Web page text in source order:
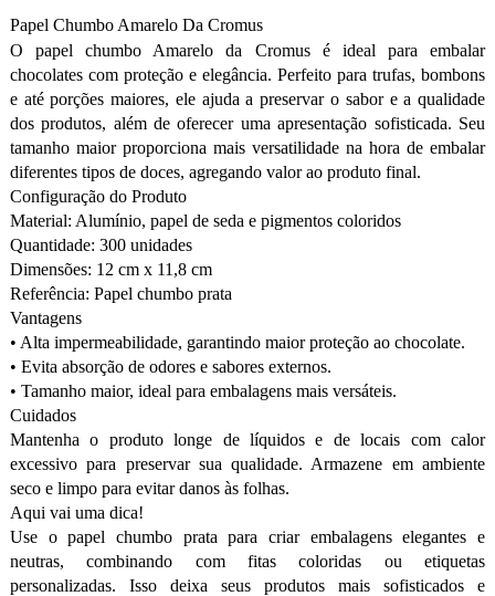
Papel Chumbo Amarelo Da Cromus
O papel chumbo Amarelo da Cromus é ideal para embalar
chocolates com proteção e elegância. Perfeito para trufas, bombons
e até porções maiores, ele ajuda a preservar o sabor e a qualidade
dos produtos, além de oferecer uma apresentação sofisticada. Seu
tamanho maior proporciona mais versatilidade na hora de embalar
diferentes tipos de doces, agregando valor ao produto final.
Configuração do Produto
Material: Alumínio, papel de seda e pigmentos coloridos
Quantidade: 300 unidades
Dimensões: 12 cm x 11,8 cm
Referência: Papel chumbo prata
Vantagens
• Alta impermeabilidade, garantindo maior proteção ao chocolate.
• Evita absorção de odores e sabores externos.
• Tamanho maior, ideal para embalagens mais versáteis.
Cuidados
Mantenha o produto longe de líquidos e de locais com calor
excessivo para preservar sua qualidade. Armazene em ambiente
seco e limpo para evitar danos às folhas.
Aqui vai uma dica!
Use o papel chumbo prata para criar embalagens elegantes e
neutras, combinando com fitas coloridas ou etiquetas
personalizadas. Isso deixa seus produtos mais sofisticados e